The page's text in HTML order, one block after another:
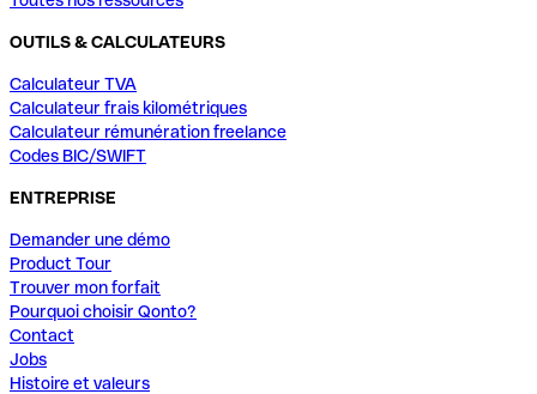
OUTILS & CALCULATEURS
Calculateur TVA
Calculateur frais kilométriques
Calculateur rémunération freelance
Codes BIC/SWIFT
ENTREPRISE
Demander une démo
Product Tour
Trouver mon forfait
Pourquoi choisir Qonto?
Contact
Jobs
Histoire et valeurs